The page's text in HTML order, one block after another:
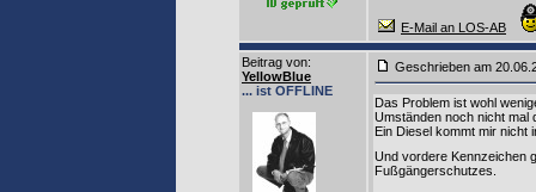
E-Mail an LOS-AB
Beitrag von:
YellowBlue
... ist OFFLINE
Geschrieben am
Das Problem ist wohl
Umständen noch nicht mal
Ein Diesel kommt mir nicht
Und vordere Kennzeichen
Fußgängerschutzes.